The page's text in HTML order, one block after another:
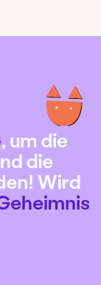
, um die
die
Wird